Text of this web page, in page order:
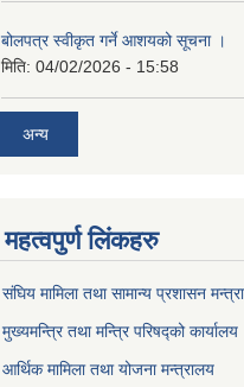
बोलपत्र स्वीकृत गर्ने आशयको सूचना ।
मिति: 04/02/2026 - 15:58
अन्य
महत्वपुर्ण लिंकहरु
. संघिय मामिला तथा सामान्य प्रशासन
. मुख्यमन्त्रि तथा मन्त्रि परिषद्को कार्यालय
. आर्थिक मामिला तथा योजना मन्त्रालय